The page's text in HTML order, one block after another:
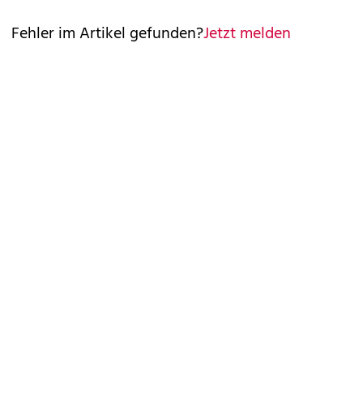
Fehler im Artikel gefunden?Jetzt melden